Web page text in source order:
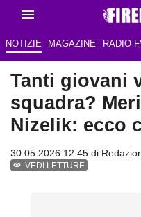
NOTIZIE MAGAZINE RADIO
Tanti giovani
squadra?
Nizelik: ecco
30.05.2026 12:45 di
VEDI LETTURE